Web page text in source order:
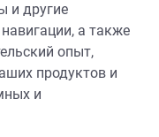
и другие
а также
опыт,
продуктов и
и